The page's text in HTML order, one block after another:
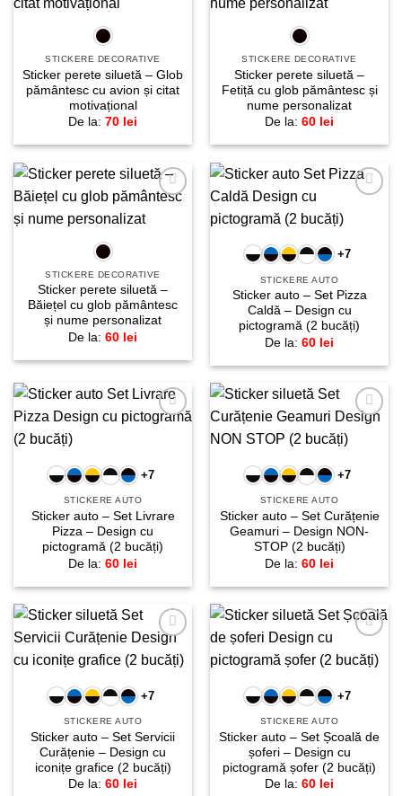
STICKERE DECORATIVE
Sticker perete siluetă – Glob
pământesc cu avion și citat
motivațional
De la: 70 lei
STICKERE DECORATIVE
Sticker perete siluetă –
Fetiță cu glob pământesc și
nume personalizat
De la: 60 lei
STICKERE DECORATIVE
Sticker perete siluetă –
Băiețel cu glob pământesc
și nume personalizat
De la: 60 lei
+7
STICKERE AUTO
Sticker auto – Set Pizza
Caldă – Design cu
pictogramă (2 bucăți)
De la: 60 lei
+7
STICKERE AUTO
Sticker auto – Set Livrare
Pizza – Design cu
pictogramă (2 bucăți)
De la: 60 lei
+7
STICKERE AUTO
Sticker auto – Set Curățenie
Geamuri – Design NON-
STOP (2 bucăți)
De la: 60 lei
la
+7
STICKERE AUTO
Sticker auto – Set Servicii
Curățenie – Design cu
iconițe grafice (2 bucăți)
De la: 60 lei
la
+7
STICKERE AUTO
Sticker auto – Set Școală de
șoferi – Design cu
pictogramă șofer (2 bucăți)
De la: 60 lei